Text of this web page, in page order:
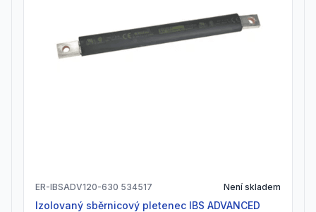
ER-IBSADV120-630 534517 Není skladem
Izolovaný sběrnicový pletenec IBS ADVANCED